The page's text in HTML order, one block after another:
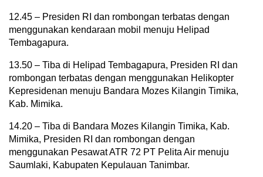
12.45 – Presiden RI dan rombongan terbatas dengan
menggunakan kendaraan mobil menuju Helipad
Tembagapura.
13.50 – Tiba di Helipad Tembagapura, Presiden RI dan
rombongan terbatas dengan menggunakan Helikopter
Kepresidenan menuju Bandara Mozes Kilangin Timika,
Kab. Mimika.
14.20 – Tiba di Bandara Mozes Kilangin Timika, Kab.
Mimika, Presiden RI dan rombongan dengan
menggunakan Pesawat ATR 72 PT Pelita Air menuju
Saumlaki, Kabupaten Kepulauan Tanimbar.